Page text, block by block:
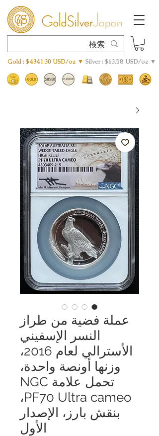
Gold : $4341.30 USD/oz ▼ Silver : $63.58 USD/oz ▼
عملة فضية من طراز
النسر الإسفيني
الأسترالي لعام 2016،
وزنها أونصة واحدة،
تحمل علامة NGC
PF70 Ultra cameo،
بنقش بارز، الإصدار
الأول